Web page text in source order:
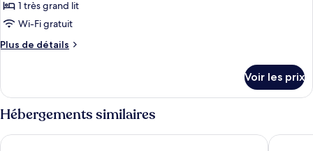
pour
ce
type
de
Chambre
1 très grand lit
Wi-Fi gratuit
Plus de détails
Plus
le
type
de
chambre
Chambre
Voir les prix
Hébergements similaires
Aparthotel Pinosol Nomad